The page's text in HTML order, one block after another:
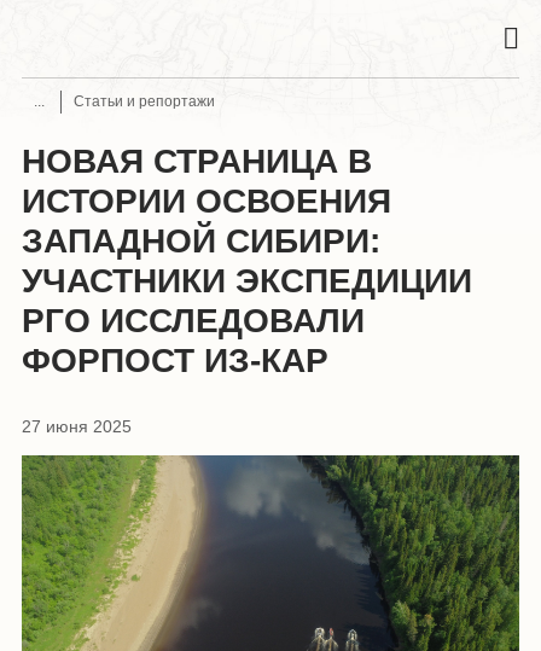
Статьи и репортажи
НОВАЯ СТРАНИЦА В
ИСТОРИИ ОСВОЕНИЯ
ЗАПАДНОЙ СИБИРИ:
УЧАСТНИКИ ЭКСПЕДИЦИИ
РГО ИССЛЕДОВАЛИ
ФОРПОСТ ИЗ-КАР
27 июня 2025